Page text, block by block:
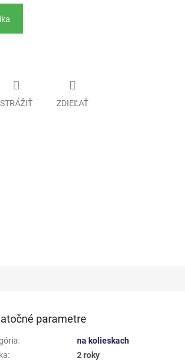
STRÁŽIŤ ZDIEĽAŤ
parametre
:
na kolieskach
:
2 roky